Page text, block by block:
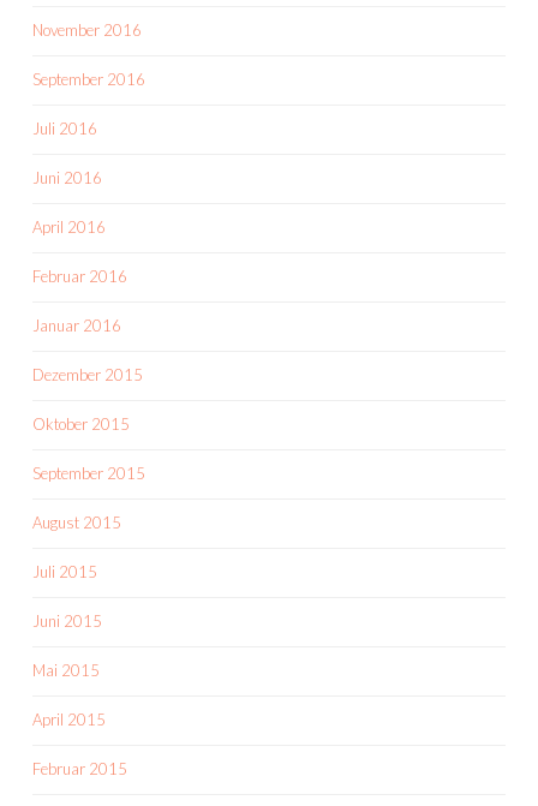
November 2016
September 2016
Juli 2016
Juni 2016
April 2016
Februar 2016
Januar 2016
Dezember 2015
Oktober 2015
September 2015
August 2015
Juli 2015
Juni 2015
Mai 2015
April 2015
Februar 2015